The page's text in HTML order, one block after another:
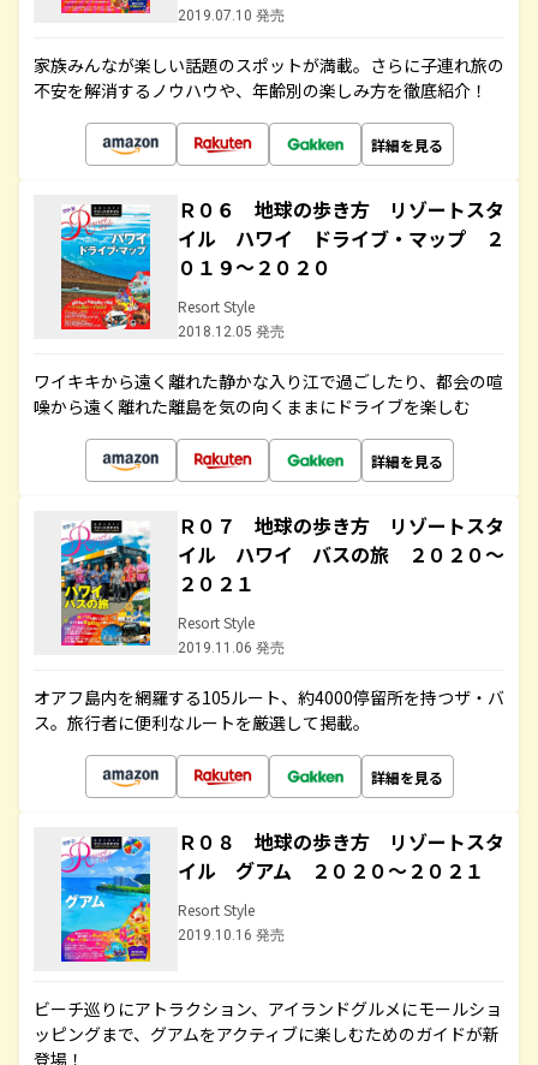
2019.07.10 発売
家族みんなが楽しい話題のスポットが満載。さらに子連れ旅の
不安を解消するノウハウや、年齢別の楽しみ方を徹底紹介！
詳細を見る
Ｒ０６ 地球の歩き方 リゾートスタ
イル ハワイ ドライブ・マップ ２
０１９～２０２０
Resort Style
2018.12.05 発売
ワイキキから遠く離れた静かな入り江で過ごしたり、都会の喧
噪から遠く離れた離島を気の向くままにドライブを楽しむ
詳細を見る
Ｒ０７ 地球の歩き方 リゾートスタ
イル ハワイ バスの旅 ２０２０～
２０２１
Resort Style
2019.11.06 発売
オアフ島内を網羅する105ルート、約4000停留所を持つザ・バ
ス。旅行者に便利なルートを厳選して掲載。
詳細を見る
Ｒ０８ 地球の歩き方 リゾートスタ
イル グアム ２０２０～２０２１
Resort Style
2019.10.16 発売
ビーチ巡りにアトラクション、アイランドグルメにモールショ
ッピングまで、グアムをアクティブに楽しむためのガイドが新
登場！